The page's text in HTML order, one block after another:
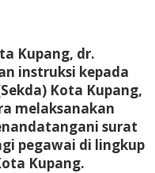
Kupang, dr.
instruksi kepada
Kota Kupang,
melaksanakan
surat
pegawai di lingkup
Kupang.